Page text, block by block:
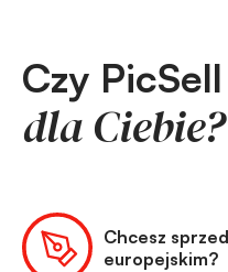
Czy
dla Ciebie?
Chcesz
europejskim?